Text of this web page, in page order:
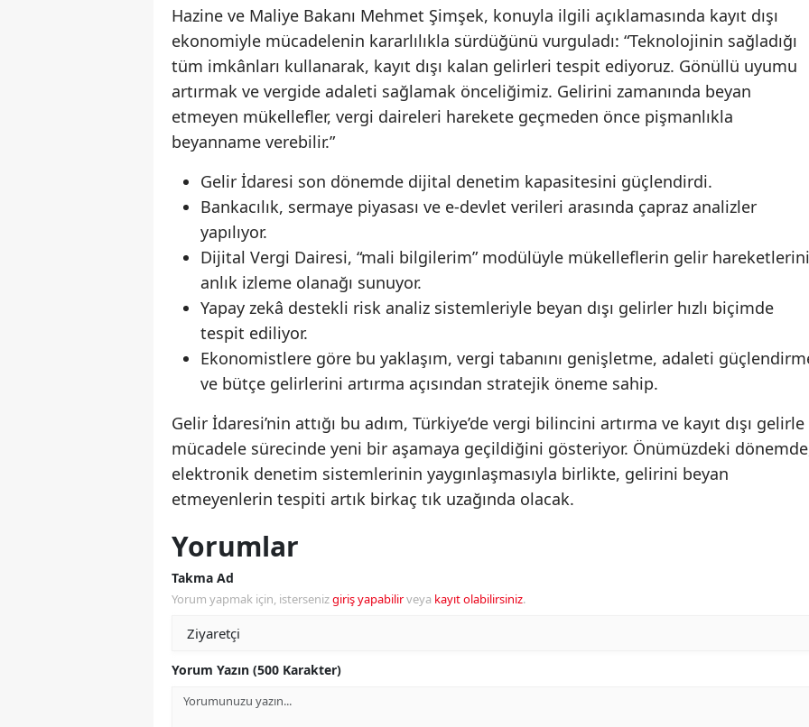
Hazine ve Maliye Bakanı Mehmet Şimşek, konuyla ilgili açıklamasında kayıt dışı
ekonomiyle mücadelenin kararlılıkla sürdüğünü vurguladı: “Teknolojinin sağladığı
tüm imkânları kullanarak, kayıt dışı kalan gelirleri tespit ediyoruz. Gönüllü uyumu
artırmak ve vergide adaleti sağlamak önceliğimiz. Gelirini zamanında beyan
etmeyen mükellefler, vergi daireleri harekete geçmeden önce pişmanlıkla
beyanname verebilir.”
Gelir İdaresi son dönemde dijital denetim kapasitesini güçlendirdi.
Bankacılık, sermaye piyasası ve e-devlet verileri arasında çapraz analizler
yapılıyor.
Dijital Vergi Dairesi, “mali bilgilerim” modülüyle mükelleflerin gelir hareketlerini
anlık izleme olanağı sunuyor.
Yapay zekâ destekli risk analiz sistemleriyle beyan dışı gelirler hızlı biçimde
tespit ediliyor.
Ekonomistlere göre bu yaklaşım, vergi tabanını genişletme, adaleti
ve bütçe gelirlerini artırma açısından stratejik öneme sahip.
Gelir İdaresi’nin attığı bu adım, Türkiye’de vergi bilincini artırma ve kayıt dışı gelirle
mücadele sürecinde yeni bir aşamaya geçildiğini gösteriyor. Önümüzdeki
elektronik denetim sistemlerinin yaygınlaşmasıyla birlikte, gelirini beyan
etmeyenlerin tespiti artık birkaç tık uzağında olacak.
Yorumlar
Takma Ad
Yorum yapmak için, istersenizgiriş yapabilirveya kayıt olabilirsiniz.
Yorum Yazın (500 Karakter)